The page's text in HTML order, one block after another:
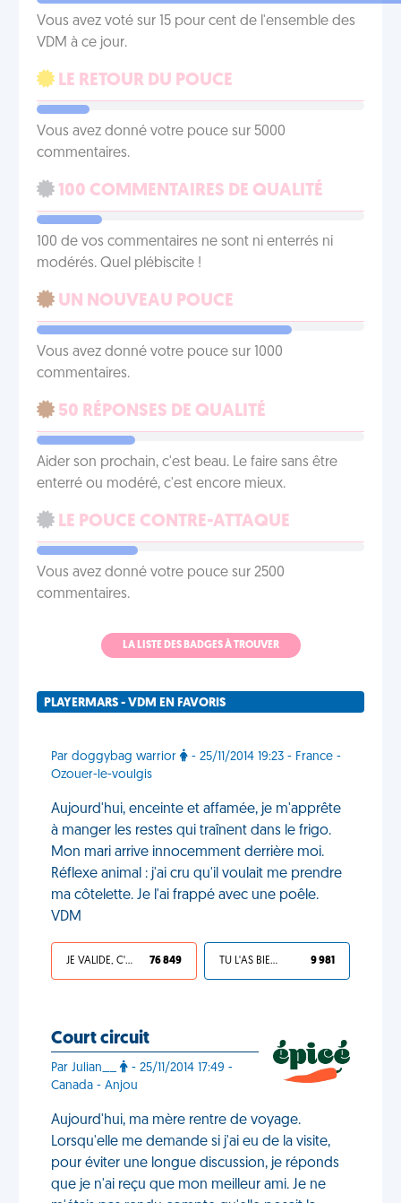
Vous avez voté sur 15 pour cent de l'ensemble des
VDM à ce jour.
LE RETOUR DU POUCE
Vous avez donné votre pouce sur 5000
commentaires.
100 COMMENTAIRES DE QUALITÉ
100 de vos commentaires ne sont ni enterrés ni
modérés. Quel plébiscite !
UN NOUVEAU POUCE
Vous avez donné votre pouce sur 1000
commentaires.
50 RÉPONSES DE QUALITÉ
Aider son prochain, c'est beau. Le faire sans être
enterré ou modéré, c'est encore mieux.
LE POUCE CONTRE-ATTAQUE
Vous avez donné votre pouce sur 2500
commentaires.
LA LISTE DES BADGES À TROUVER
PLAYERMARS - VDM EN FAVORIS
Par doggybag warrior
- 25/11/2014 19:23 - France -
Ozouer-le-voulgis
Aujourd'hui, enceinte et affamée, je m'apprête
à manger les restes qui traînent dans le frigo.
Mon mari arrive innocemment derrière moi.
Réflexe animal : j'ai cru qu'il voulait me prendre
ma côtelette. Je l'ai frappé avec une poêle.
VDM
JE VALIDE, C'EST UNE VDM 76 849 TU L'AS BIEN MÉRITÉ 9 981
Court circuit
Par Julian__
- 25/11/2014 17:49 -
Canada - Anjou
Aujourd'hui, ma mère rentre de voyage.
Lorsqu'elle me demande si j'ai eu de la visite,
pour éviter une longue discussion, je réponds
que je n'ai reçu que mon meilleur ami. Je ne